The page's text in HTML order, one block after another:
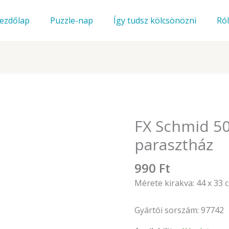
Puzzle-nap Így tudsz kölcsönözni
FX Schmid
parasztház
990 Ft
Mérete kirakva: 44 x 33
Gyártói sorszám:97742